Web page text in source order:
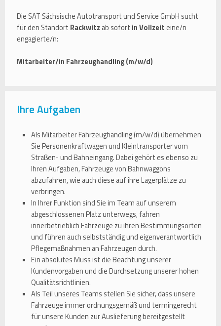
Die SAT Sächsische Autotransport und Service GmbH sucht
für den Standort Rackwitz ab sofort in Vollzeit eine/n
engagierte/n:
Mitarbeiter/in Fahrzeughandling (m/w/d)
Ihre Aufgaben
Als Mitarbeiter Fahrzeughandling (m/w/d) übernehmen
Sie Personenkraftwagen und Kleintransporter vom
Straßen- und Bahneingang. Dabei gehört es ebenso zu
Ihren Aufgaben, Fahrzeuge von Bahnwaggons
abzufahren, wie auch diese auf ihre Lagerplätze zu
verbringen.
In Ihrer Funktion sind Sie im Team auf unserem
abgeschlossenen Platz unterwegs, fahren
innerbetrieblich Fahrzeuge zu ihren Bestimmungsorten
und führen auch selbstständig und eigenverantwortlich
Pflegemaßnahmen an Fahrzeugen durch.
Ein absolutes Muss ist die Beachtung unserer
Kundenvorgaben und die Durchsetzung unserer hohen
Qualitätsrichtlinien.
Als Teil unseres Teams stellen Sie sicher, dass unsere
Fahrzeuge immer ordnungsgemäß und termingerecht
für unsere Kunden zur Auslieferung bereitgestellt